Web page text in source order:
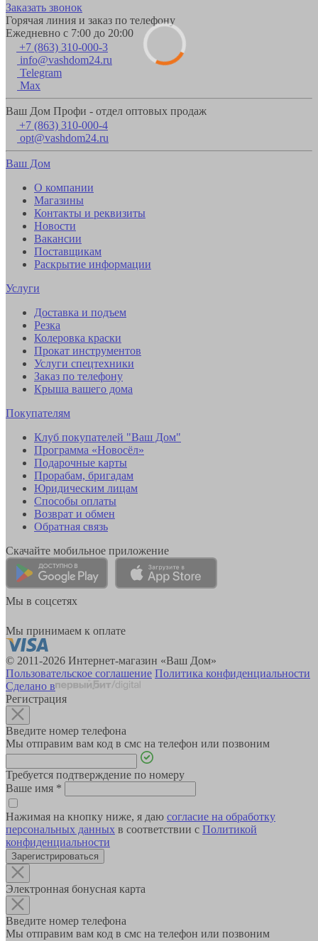
Заказать звонок
Горячая линия и заказ по телефону
Ежедневно с 7:00 до 20:00
+7 (863) 310-000-3
info@vashdom24.ru
Telegram
Max
Ваш Дом Профи - отдел оптовых продаж
+7 (863) 310-000-4
opt@vashdom24.ru
Ваш Дом
О компании
Магазины
Контакты и реквизиты
Новости
Вакансии
Поставщикам
Раскрытие информации
Услуги
Доставка и подъем
Резка
Колеровка краски
Прокат инструментов
Услуги спецтехники
Заказ по телефону
Крыша вашего дома
Покупателям
Клуб покупателей "Ваш Дом"
Программа «Новосёл»
Подарочные карты
Прорабам, бригадам
Юридическим лицам
Способы оплаты
Возврат и обмен
Обратная связь
Скачайте мобильное приложение
Мы в соцсетях
Мы принимаем к оплате
© 2011-2026 Интернет-магазин «Ваш Дом»
Пользовательское соглашение Политика конфиденциальности
Сделано в
Регистрация
Введите номер телефона
Мы отправим вам код в смс на телефон или позвоним
Требуется подтверждение по номеру
Ваше имя *
Нажимая на кнопку ниже, я даю согласие на обработку
персональных данных в соответствии с Политикой
конфиденциальности
Зарегистрироваться
Электронная бонусная карта
Введите номер телефона
Мы отправим вам код в смс на телефон или позвоним